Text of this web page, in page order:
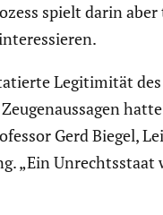
spielt darin
Legiti­mität
Gerd Biegel,
„Ein